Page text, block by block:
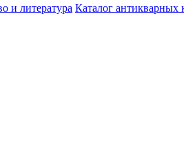
и литература Каталог